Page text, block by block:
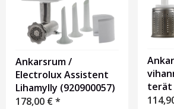
Ankarsrum /
Electrolux Assistent
Lihamylly (920900057)
178,00 €*
terät